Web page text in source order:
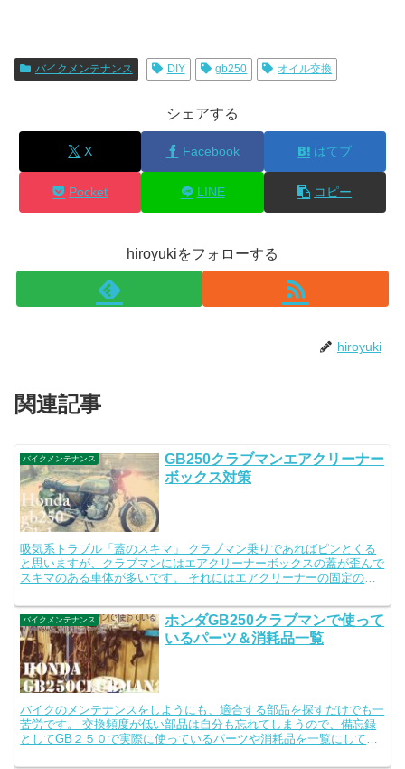
バイクメンテナンス DIY gb250 オイル交換
シェアする
X Facebook はてブ
Pocket LINE コピー
hiroyukiをフォローする
hiroyuki
関連記事
バイクメンテナンス
GB250クラブマンエアクリーナー
ボックス対策
吸気系トラブル「蓋のスキマ」 クラブマン乗りであればピンとくる
と思いますが、クラブマンにはエアクリーナーボックスの蓋が歪んで
スキマのある車体が多いです。 それにはエアクリーナーの固定の方
バイクメンテナンス
ホンダGB250クラブマンで使って
いるパーツ＆消耗品一覧
バイクのメンテナンスをしようにも、適合する部品を探すだけでも一
苦労です。 交換頻度が低い部品は自分も忘れてしまうので、備忘録
としてGB２５０で実際に使っているパーツや消耗品を一覧にして記